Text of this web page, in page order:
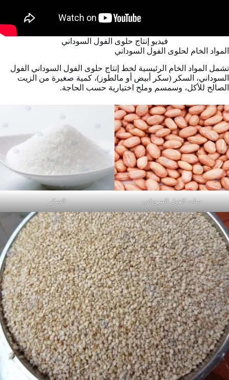
فيديو إنتاج حلوى الفول السوداني
المواد الخام لحلوى الفول السوداني
تشمل المواد الخام الرئيسية لخط إنتاج حلوى الفول السوداني الفول
السوداني، السكر (سكر أبيض أو مالطوز)، كمية صغيرة من الزيت
الصالح للأكل، وسمسم وملح اختيارية حسب الحاجة.
حبات الفول السوداني السكر